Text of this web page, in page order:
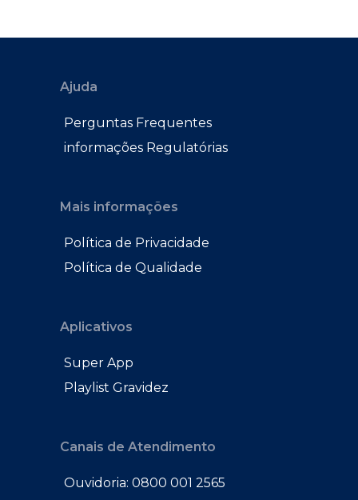
Ajuda
Perguntas Frequentes
informações Regulatórias
Mais informações
Política de Privacidade
Política de Qualidade
Aplicativos
Super App
Playlist Gravidez
Canais de Atendimento
Ouvidoria: 0800 001 2565